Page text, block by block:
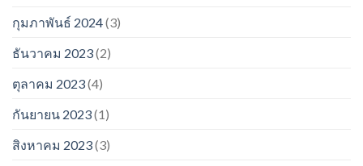
กุมภาพันธ์ 2024(3)
ธันวาคม 2023(2)
ตุลาคม 2023(4)
กันยายน 2023(1)
สิงหาคม 2023(3)